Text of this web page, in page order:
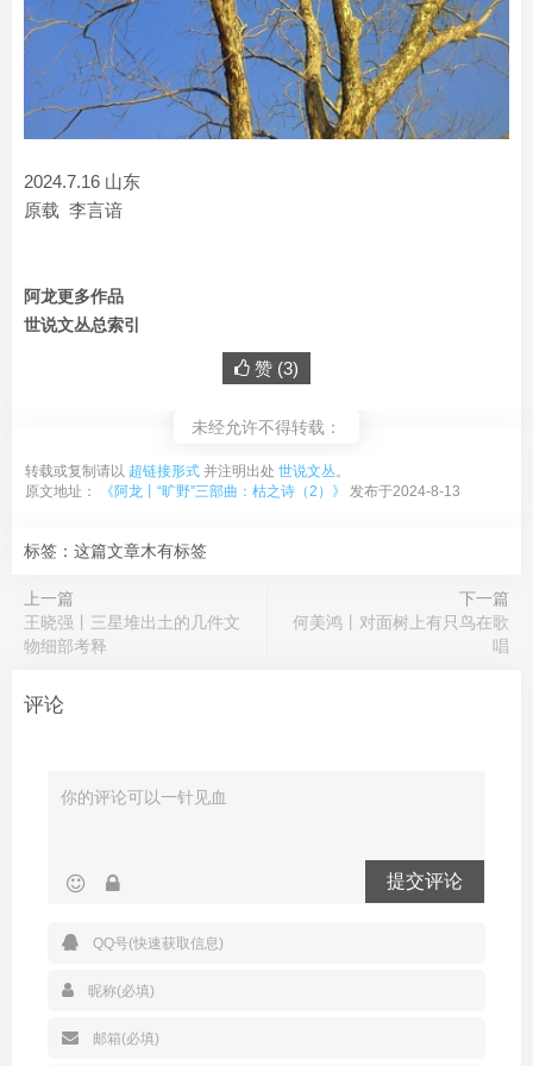
2024.7.16 山东
原载 李言谙
阿龙更多作品
世说文丛总索引
赞 (3)
未经允许不得转载：
转载或复制请以 超链接形式 并注明出处 世说文丛。
原文地址：
《阿龙丨“旷野”三部曲：枯之诗（2）》 发布于2024-8-13
标签：这篇文章木有标签
上一篇
王晓强丨三星堆出土的几件文
物细部考释
下一篇
何美鸿丨对面树上有只鸟在歌
唱
评论
提交评论